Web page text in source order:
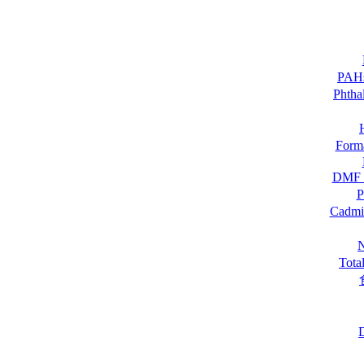
DMF